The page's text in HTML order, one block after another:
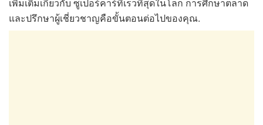
และปรึกษาผู้เชี่ยวชาญคือขั้นตอนต่อไปของคุณ.